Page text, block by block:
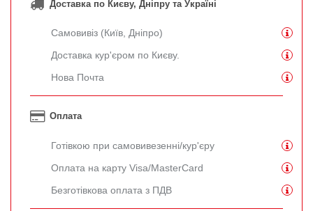
Доставка по Києву, Дніпру та Україні
Самовивіз (Київ, Дніпро)
Доставка кур'єром по Києву.
Нова Почта
Оплата
Готівкою при самовивезенні/кур'єру
Оплата на карту Visa/MasterCard
Безготівкова оплата з ПДВ